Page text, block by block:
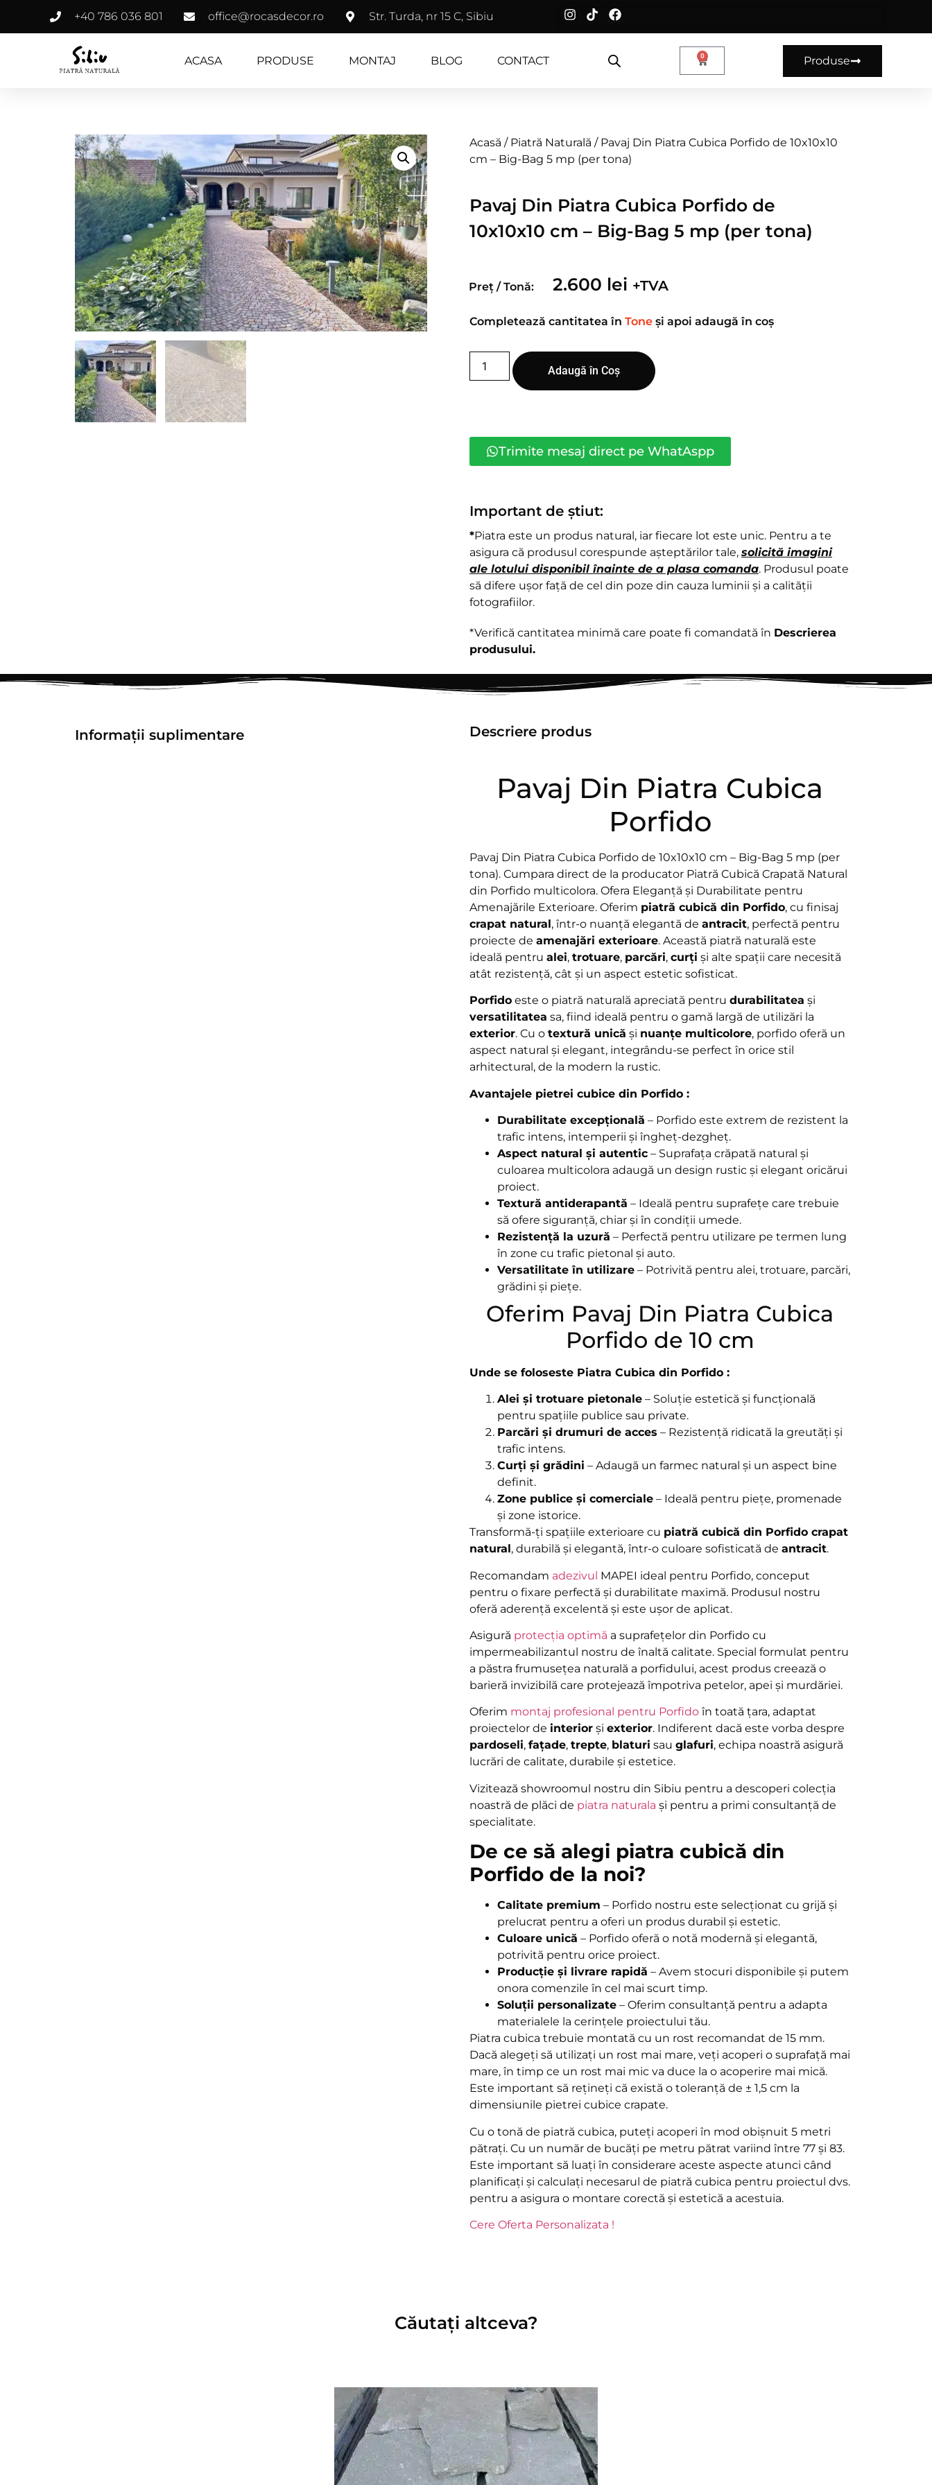
+40 786 036 801 office@rocasdecor.ro Str. Turda, nr 15 C, Sibiu
ACASA PRODUSE MONTAJ BLOG CONTACT 0 Produse
Acasă / Piatră Naturală / Pavaj Din Piatra Cubica Porfido de 10x10x10
cm – Big-Bag 5 mp (per tona)
Pavaj Din Piatra Cubica Porfido de
10x10x10 cm – Big-Bag 5 mp (per tona)
Preț / Tonă: 2.600 lei +TVA
Completează cantitatea în Tone și apoi adaugă în coș
Adaugă în Coș
Trimite mesaj direct pe WhatAspp
Important de știut:
*Piatra este un produs natural, iar fiecare lot este unic. Pentru a te
asigura că produsul corespunde așteptărilor tale, solicită imagini
ale lotului disponibil înainte de a plasa comanda. Produsul poate
să difere ușor față de cel din poze din cauza luminii și a calității
fotografiilor.
*Verifică cantitatea minimă care poate fi comandată în Descrierea
produsului.
Informații suplimentare Descriere produs
Pavaj Din Piatra Cubica
Porfido
Pavaj Din Piatra Cubica Porfido de 10x10x10 cm – Big-Bag 5 mp (per
tona). Cumpara direct de la producator Piatră Cubică Crapată Natural
din Porfido multicolora. Ofera Eleganță și Durabilitate pentru
Amenajările Exterioare. Oferim piatră cubică din Porfido, cu finisaj
crapat natural, într-o nuanță elegantă de antracit, perfectă pentru
proiecte de amenajări exterioare. Această piatră naturală este
ideală pentru alei, trotuare, parcări, curți și alte spații care necesită
atât rezistență, cât și un aspect estetic sofisticat.
Porfido este o piatră naturală apreciată pentru durabilitatea și
versatilitatea sa, fiind ideală pentru o gamă largă de utilizări la
exterior. Cu o textură unică și nuanțe multicolore, porfido oferă un
aspect natural și elegant, integrându-se perfect în orice stil
arhitectural, de la modern la rustic.
Avantajele pietrei cubice din Porfido :
Durabilitate excepțională – Porfido este extrem de rezistent la
trafic intens, intemperii și îngheț-dezgheț.
Aspect natural și autentic – Suprafața crăpată natural și
culoarea multicolora adaugă un design rustic și elegant oricărui
proiect.
Textură antiderapantă – Ideală pentru suprafețe care trebuie
să ofere siguranță, chiar și în condiții umede.
Rezistență la uzură – Perfectă pentru utilizare pe termen lung
în zone cu trafic pietonal și auto.
Versatilitate în utilizare – Potrivită pentru alei, trotuare, parcări,
grădini și piețe.
Oferim Pavaj Din Piatra Cubica
Porfido de 10 cm
Unde se foloseste Piatra Cubica din Porfido :
Alei și trotuare pietonale – Soluție estetică și funcțională
pentru spațiile publice sau private.
Parcări și drumuri de acces – Rezistență ridicată la greutăți și
trafic intens.
Curți și grădini – Adaugă un farmec natural și un aspect bine
definit.
Zone publice și comerciale – Ideală pentru piețe, promenade
și zone istorice.
Transformă-ți spațiile exterioare cu piatră cubică din Porfido crapat
natural, durabilă și elegantă, într-o culoare sofisticată de antracit.
Recomandam adezivul MAPEI ideal pentru Porfido, conceput
pentru o fixare perfectă și durabilitate maximă. Produsul nostru
oferă aderență excelentă și este ușor de aplicat.
Asigură protecția optimă a suprafețelor din Porfido cu
impermeabilizantul nostru de înaltă calitate. Special formulat pentru
a păstra frumusețea naturală a porfidului, acest produs creează o
barieră invizibilă care protejează împotriva petelor, apei și murdăriei.
Oferim montaj profesional pentru Porfido în toată țara, adaptat
proiectelor de interior și exterior. Indiferent dacă este vorba despre
pardoseli, fațade, trepte, blaturi sau glafuri, echipa noastră asigură
lucrări de calitate, durabile și estetice.
Vizitează showroomul nostru din Sibiu pentru a descoperi colecția
noastră de plăci de piatra naturala și pentru a primi consultanță de
specialitate.
De ce să alegi piatra cubică din
Porfido de la noi?
Calitate premium – Porfido nostru este selecționat cu grijă și
prelucrat pentru a oferi un produs durabil și estetic.
Culoare unică – Porfido oferă o notă modernă și elegantă,
potrivită pentru orice proiect.
Producție și livrare rapidă – Avem stocuri disponibile și putem
onora comenzile în cel mai scurt timp.
Soluții personalizate – Oferim consultanță pentru a adapta
materialele la cerințele proiectului tău.
Piatra cubica trebuie montată cu un rost recomandat de 15 mm.
Dacă alegeți să utilizați un rost mai mare, veți acoperi o suprafață mai
mare, în timp ce un rost mai mic va duce la o acoperire mai mică.
Este important să rețineți că există o toleranță de ± 1,5 cm la
dimensiunile pietrei cubice crapate.
Cu o tonă de piatră cubica, puteți acoperi în mod obișnuit 5 metri
pătrați. Cu un număr de bucăți pe metru pătrat variind între 77 și 83.
Este important să luați în considerare aceste aspecte atunci când
planificați și calculați necesarul de piatră cubica pentru proiectul dvs.
pentru a asigura o montare corectă și estetică a acestuia.
Cere Oferta Personalizata !
Căutați altceva?